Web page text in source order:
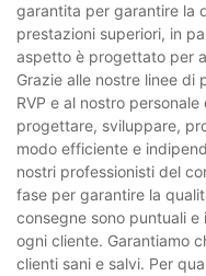
garantita per garantire la
prestazioni superiori, in
aspetto è progettato per
Grazie alle nostre linee
RVP e al nostro
progettare, sviluppare,
modo efficiente e
nostri professionisti del
fase per garantire la
consegne sono puntuali
ogni cliente. Garantiamo
clienti sani e salvi. Per